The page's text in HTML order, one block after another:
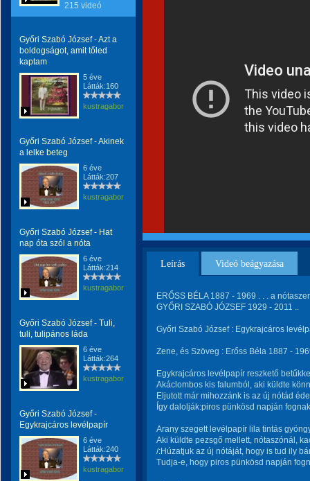
215 videó
Győri Szabó József - Azt a
boldogságot, amit tőled
kaptam
5 éve
Látták:160
kustragabor
Győri Szabó József - Akinek
a lelke beteg
6 éve
Látták:207
kustragabor
Győri Szabó József - Hat
nap óta szól a nóta
6 éve
Látták:214
kustragabor
Győri Szabó József - Tuli,
tuli, tulipános láda
6 éve
Látták:264
kustragabor
Győri Szabó József -
Egykrajcáros levélpapír
6 éve
Látták:240
kustragabor
Leírás Videó beágyazása
ERŐSS BÉLA 1887 - 1969 . . . a
GYŐRI SZABÓ JÓZSEF 1929 - 2011 ..
Győri Szabó József : Egykrajcáros
Zene, és Szöveg : Erőss Béla 1887 -
Egykrajcáros levélpapír reszkető
Akáclombos kis falumból, aki küldte
Eljutott már mihozzánk is az új nótád
Így dalolják:piros pünkösd napján
Arany szegett levélpapír lila tintás
Aki küldte pezsgő mellett, nótaszónál,
/:Húzatjuk az új nótáját, hogy is tud ily
Tudja-e, hogy piros pünkösd napján